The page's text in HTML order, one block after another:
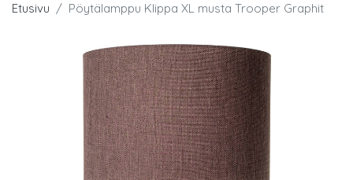
Etusivu Pöytälamppu Klippa XL musta Trooper Graphit